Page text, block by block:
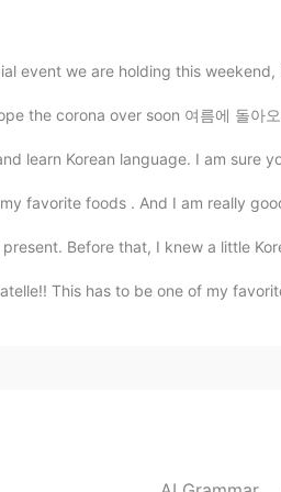
、すべてを詳細に見ました。
て、というすべてのこと を詳細に
event we are holding this weekend,
corona over soon 여름에 돌아오고 여행
learn Korean language. I am sure
favorite foods . And I am really
Before that, I knew a little
This has to be one of my